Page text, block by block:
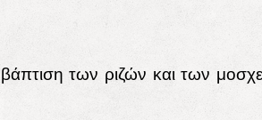
των ριζών και των